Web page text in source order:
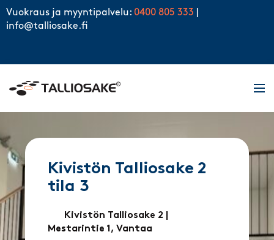
Skip to content
Vuokraus ja myyntipalvelu: 0400 805 333
info@talliosake.fi
Kivistön Talliosake 2
tila 3
Kivistön Talliosake 2
Mestarintie 1, Vantaa